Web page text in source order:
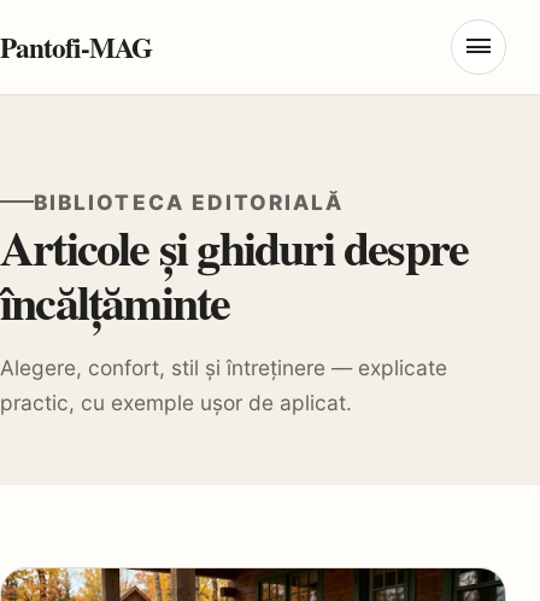
Pantofi-MAG
BIBLIOTECA EDITORIALĂ
Articole și ghiduri despre
încălțăminte
Alegere, confort, stil și întreținere — explicate
practic, cu exemple ușor de aplicat.